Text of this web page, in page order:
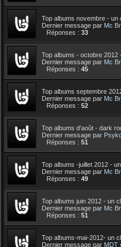
Top albums novembre - un
Dernier message par Mc
Réponses : 33
Top albums - octobre 2012
Dernier message par Mc
Réponses : 45
Top albums septembre
Dernier message par Mc
Réponses : 52
Top albums d'août - dark
Dernier message par
Réponses : 51
Top albums -juillet 2012 -
Dernier message par Mc
Réponses : 49
Top albums juin 2012 - un
Dernier message par Mc
Réponses : 51
Top albums-mai-2012- un
Dernier message par MDT